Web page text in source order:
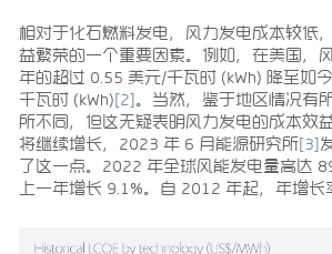
相对于化石燃料发电，风力发电成本较低
益繁荣的一个重要因素。例如，在美国，
年的超过 0.55 美元/千瓦时 (kWh) 降至如
千瓦时 (kWh) [2] 。当然，鉴于地区情况有
所不同，但这无疑表明风力发电的成本效
将继续增长，2023 年 6 月能源研究所[3]
了这一点。2022 年全球风能发电量高达
上一年增长 9.1%。自 2012 年起，年增长